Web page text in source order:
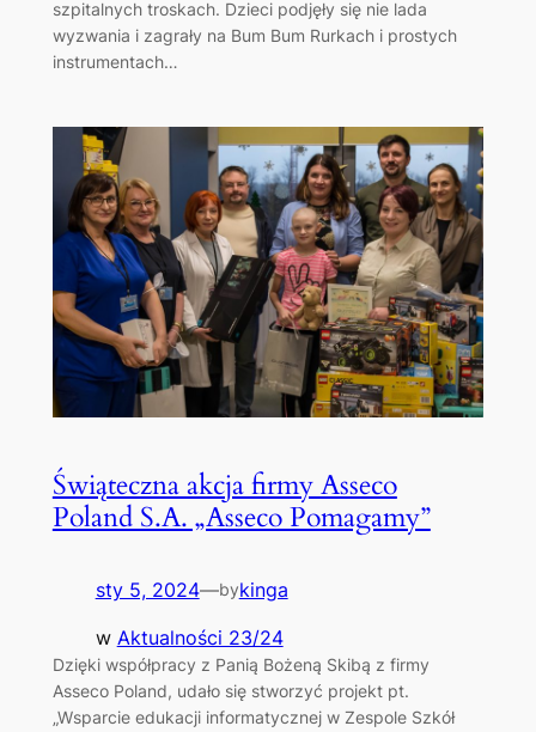
szpitalnych troskach. Dzieci podjęły się nie lada
wyzwania i zagrały na Bum Bum Rurkach i prostych
instrumentach…
Świąteczna akcja firmy Asseco
Poland S.A. „Asseco Pomagamy”
sty 5, 2024—bykinga
w Aktualności 23/24
Dzięki współpracy z Panią Bożeną Skibą z firmy
Asseco Poland, udało się stworzyć projekt pt.
„Wsparcie edukacji informatycznej w Zespole Szkół